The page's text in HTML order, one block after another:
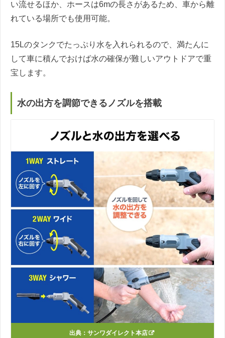
い流せるほか、ホースは6mの長さがあるため、車から離
れている場所でも使用可能。
15Lのタンクでたっぷり水を入れられるので、満たんに
して車に積んでおけば水の確保が難しいアウトドアで重
宝します。
水の出方を調節できるノズルを搭載
出典： サンワダイレクト本店